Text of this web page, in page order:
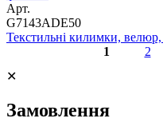
Арт.
G7143ADE50
Текстильні килимки,
Сторінки
1 2
✕
Замовлення